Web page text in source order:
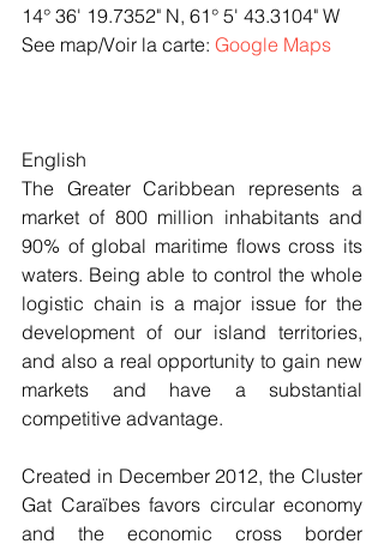
14° 36' 19.7352" N, 61° 5' 43.3104" W
See map/Voir la carte: Google Maps
English
The Greater Caribbean represents a
market of 800 million inhabitants and
90% of global maritime flows cross its
waters. Being able to control the whole
logistic chain is a major issue for the
development of our island territories,
and also a real opportunity to gain new
markets and have a substantial
competitive advantage.
Created in December 2012, the Cluster
Gat Caraïbes favors circular economy
and the economic cross border